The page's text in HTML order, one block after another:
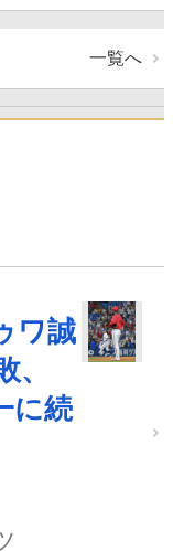
一覧へ
ワ誠
に続